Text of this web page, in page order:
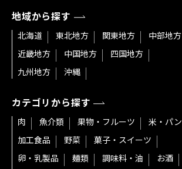
地域から探す
北海道 東北地方 関東地方
中部地方
近畿地方
中国地方
四国地方
九州地方
沖縄
カテゴリから探す
肉 魚介類 果物・フルーツ
米・パン
加工食品
野菜
菓子・スイーツ
卵・乳製品
麺類 調味料・油
お酒